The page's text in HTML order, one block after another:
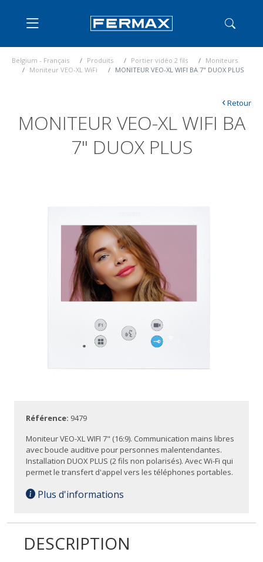
Belgium - Français Produits Portier vidéo 2 fils
Moniteurs
Moniteur VEO-XL WiFi
MONITEUR VEO-XL WIFI BA 7" DUOX PLUS
MONITEUR VEO-XL WIFI BA
7" DUOX PLUS
‹Retour
Référence: 9479
Moniteur VEO-XL WIFI 7" (16:9). Communication mains libres
avec boucle auditive pour personnes malentendantes.
Installation DUOX PLUS (2 fils non polarisés). Avec Wi-Fi qui
permet le transfert d'appel vers les téléphones portables.
Plus d'informations
DESCRIPTION